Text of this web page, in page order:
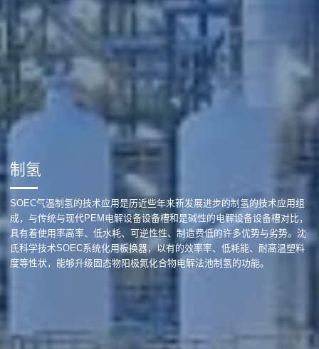
制氢
SOEC气温制氢的技术应用是历近些年来新发展进步的制氢的技术应用组
成，与传统与现代PEM电解设备设备槽和是碱性的电解设备设备槽对比，
具有着使用率高率、低水耗、可逆性性、制造费低的许多优势与劣势。沈
氏科学技术SOEC系统化用板换器，以有的效率率、低耗能、耐高温塑料
度等性状，能够升级固态物阳极氮化合物电解法池制氢的功能。